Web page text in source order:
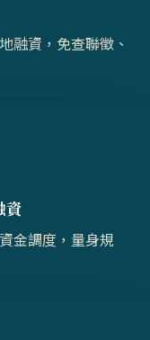
融資，免查聯徵、
資
金調度，量身規